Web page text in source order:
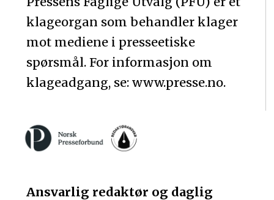
klageorgan som behandler klager
mot mediene i presseetiske
spørsmål. For informasjon om
klageadgang, se: www.presse.no.
Ansvarlig redaktør og daglig